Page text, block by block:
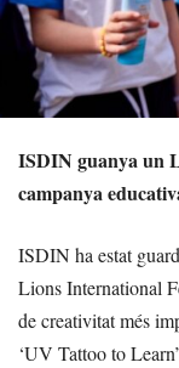
ISDIN guanya un
campanya
ISDIN ha estat
Lions International
de creativitat més
‘UV Tattoo to